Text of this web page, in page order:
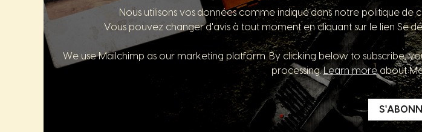
Nous utilisons vos données comme indiqué dans notre politique de
Vous pouvez changer d'avis à tout moment en cliquant sur le lien Se
We use Mailchimp as our marketing platform. By clicking below to subscribe,
processing.Learn moreabout